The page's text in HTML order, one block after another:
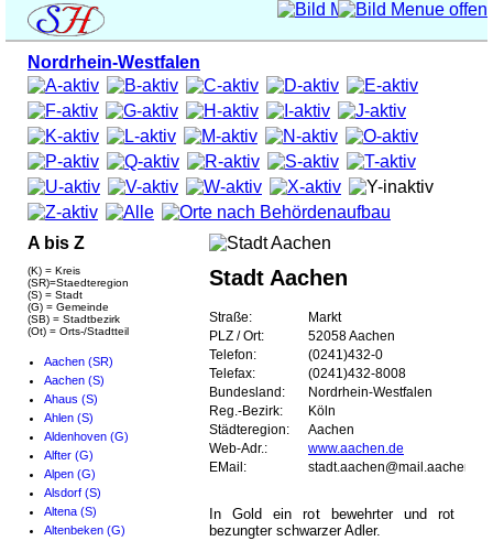
Nordrhein-Westfalen
A bis Z
(K) = Kreis
(SR)=Staedteregion
(S) = Stadt
(G) = Gemeinde
(SB) = Stadtbezirk
(Ot) = Orts-/Stadtteil
Aachen (SR)
Aachen (S)
Ahaus (S)
Ahlen (S)
Aldenhoven (G)
Alfter (G)
Alpen (G)
Alsdorf (S)
Altena (S)
Altenbeken (G)
Stadt Aachen
Straße:
Markt
PLZ / Ort:
52058 Aachen
Telefon:
(0241)432-0
Telefax:
(0241)432-8008
Bundesland:
Nordrhein-Westfalen
Reg.-Bezirk:
Köln
Städteregion:
Aachen
Web-Adr.:
www.aachen.de
EMail:
stadt.aachen@mail.aachen.de
In Gold ein rot bewehrter und rot
bezungter schwarzer Adler.